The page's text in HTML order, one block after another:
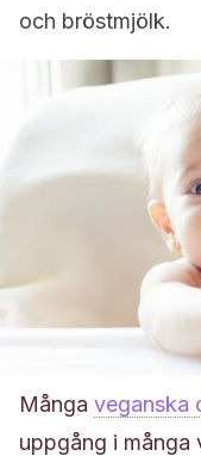
och bröstmjölk.
Många veganska
uppgång i många